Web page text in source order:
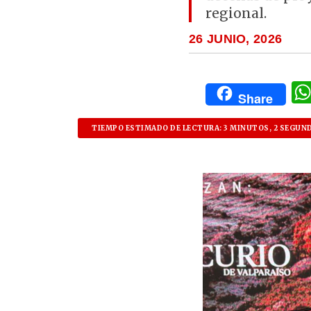
regional.
26 JUNIO, 2026
Share
TIEMPO ESTIMADO DE LECTURA: 3 MINUTOS, 2